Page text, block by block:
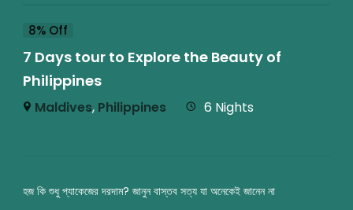
8% Off
7 Days tour to Explore the Beauty of
Philippines
Maldives, Philippines 6 Nights
হজ কি শুধু প্যাকেজের দরদাম? জানুন বাস্তব সত্য যা অনেকেই জানেন না